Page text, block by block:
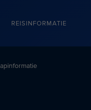
REISINFORMATIE